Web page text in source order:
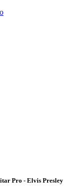
Pro - Elvis Presley